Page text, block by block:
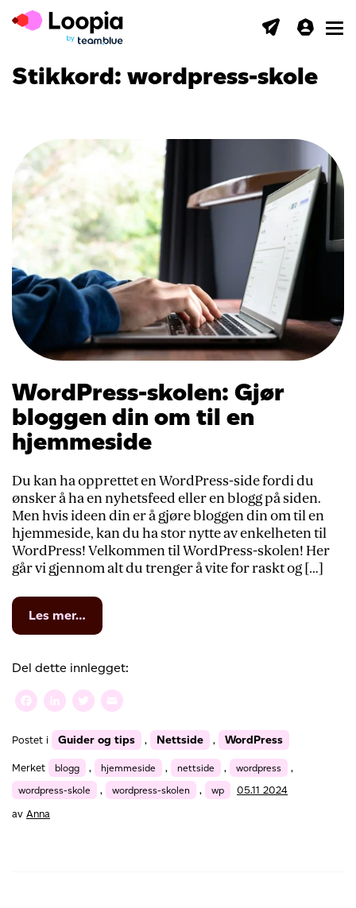
Stikkord: wordpress-skole
WordPress-skolen: Gjør
bloggen din om til en
hjemmeside
Du kan ha opprettet en WordPress-side fordi du
ønsker å ha en nyhetsfeed eller en blogg på siden.
Men hvis ideen din er å gjøre bloggen din om til en
hjemmeside, kan du ha stor nytte av enkelheten til
WordPress! Velkommen til WordPress-skolen! Her
går vi gjennom alt du trenger å vite for raskt og […]
Les mer…
WordPress-
Gjør
bloggen
din
om
en
hjemmeside
Del dette innlegget:
Facebook
LinkedIn
Twitter
Postet i Guider og tips , Nettside , WordPress
Merket blogg , hjemmeside , nettside , wordpress
,
wordpress-skole
, wordpress-skolen , wp
05.11 2024
av Anna